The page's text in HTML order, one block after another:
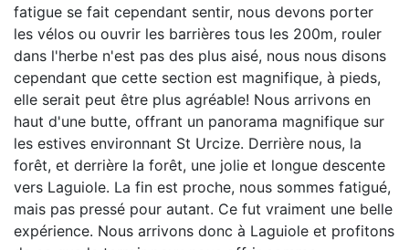
fatigue se fait cependant sentir, nous devons porter
les vélos ou ouvrir les barrières tous les 200m, rouler
dans l'herbe n'est pas des plus aisé, nous nous disons
cependant que cette section est magnifique, à pieds,
elle serait peut être plus agréable! Nous arrivons en
haut d'une butte, offrant un panorama magnifique sur
les estives environnant St Urcize. Derrière nous, la
forêt, et derrière la forêt, une jolie et longue descente
vers Laguiole. La fin est proche, nous sommes fatigué,
mais pas pressé pour autant. Ce fut vraiment une belle
expérience. Nous arrivons donc à Laguiole et profitons